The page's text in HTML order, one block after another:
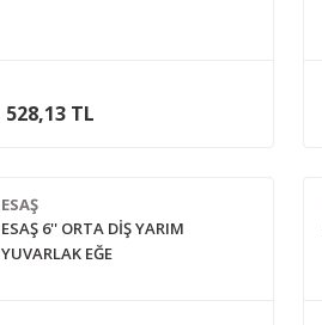
528,13 TL
ESAŞ
ESAŞ 6'' ORTA DİŞ YARIM
YUVARLAK EĞE